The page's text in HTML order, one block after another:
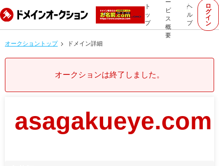
ト
ッ
プ
ー
ビ
ス
概
要
ヘ
ル
プ
ロ
グ
イ
ン
オークショントップ ドメイン詳細
オークションは終了しました。
asagakueye.com